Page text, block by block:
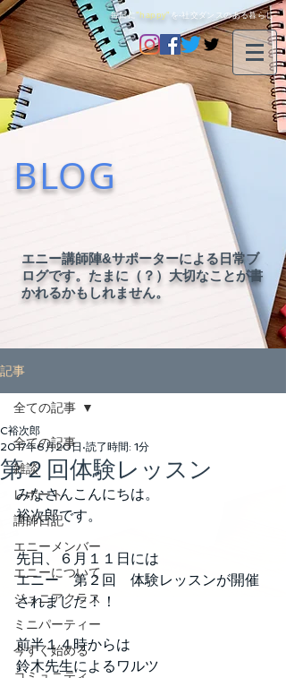
毎日に"happy" を-社交ダンスのある暮らし-
BLOG
エニー講師陣&サポーターによる日常ブ
ログです。たまに（？）大切なことが書
かれるかもしれません。
記事
全ての記事
雑談
レポート
講師日記
エニーメンバー
エニーについて
ジュニアクラス
ミニパーティー
今すぐ始める
全ての記事
第２回体験レッスン
C裕次郎
2017年6月20日 読了時間: 1分
みなさんこんにちは。
裕次郎です。
先日、６月１１日には
エニー　第２回　体験レッスンが開催
されました！！
前半１４時からは
鈴木先生によるワルツ